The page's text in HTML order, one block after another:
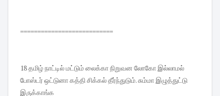
===========================
18 தமிழ் நாட்டில் மட்டும் லைக்கா நிறுவன லோகோ இல்லாமல்
போஸ்டர் ஒட்டுனா கத்தி சிக்கல் தீர்ந்துடும். சும்மா இழுத்துட்டு
இருக்காங்க